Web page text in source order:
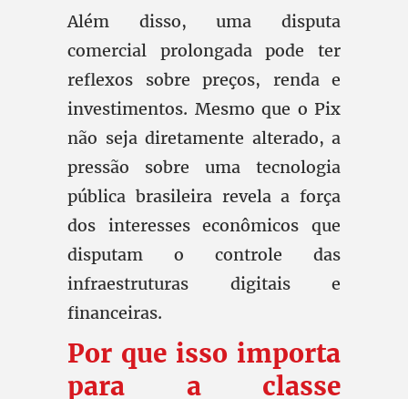
Além disso, uma disputa
comercial prolongada pode ter
reflexos sobre preços, renda e
investimentos. Mesmo que o Pix
não seja diretamente alterado, a
pressão sobre uma tecnologia
pública brasileira revela a força
dos interesses econômicos que
disputam o controle das
infraestruturas digitais e
financeiras.
Por que isso importa
para a classe